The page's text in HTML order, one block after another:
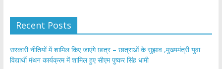
Recent Posts
सरकारी नीतियों में शामिल किए जाएंगे छात्र – छात्राओं के सुझाव ,मुख्यमंत्री युवा
विद्यार्थी मंथन कार्यक्रम में शामिल हुए सीएम पुष्कर सिंह धामी